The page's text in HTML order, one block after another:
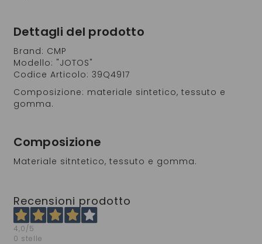
Dettagli del prodotto
Brand: CMP
Modello: "JOTOS"
Codice Articolo: 39Q4917
Composizione: materiale sintetico, tessuto e
gomma.
Composizione
Materiale sitntetico, tessuto e gomma.
Recensioni prodotto
4,0/5
0 stelle